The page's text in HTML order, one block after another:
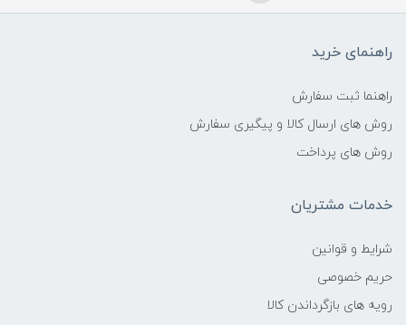
راهنمای خرید
راهنما ثبت سفارش
روش های ارسال کالا و پیگیری سفارش
روش های پرداخت
خدمات مشتریان
شرایط و قوانین
حریم خصوصی
رویه های بازگرداندن کالا